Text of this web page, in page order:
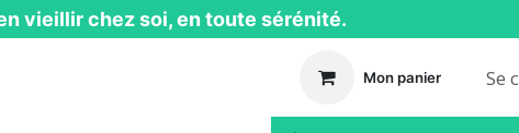
vieillir chez soi, en toute sérénité.
Mon panier Se